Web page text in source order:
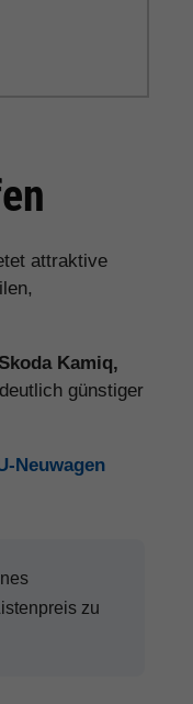
attraktive
Kamiq,
günstiger
Neuwagen
zu